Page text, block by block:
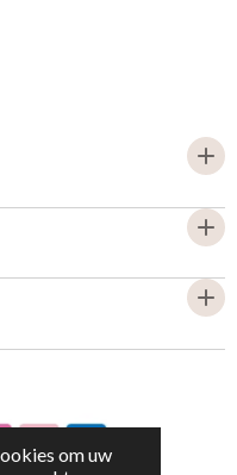
om uw